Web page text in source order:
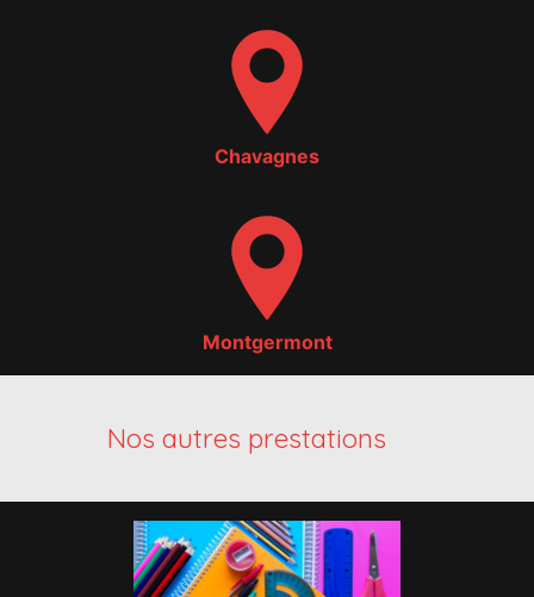
Chavagnes
Montgermont
Nos autres prestations